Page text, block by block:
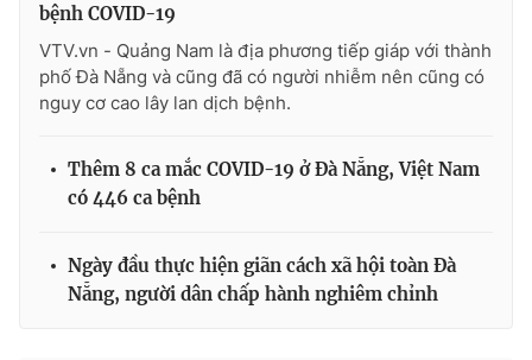
bệnh COVID-19
VTV.vn - Quảng Nam là địa phương tiếp giáp với thành
phố Đà Nẵng và cũng đã có người nhiễm nên cũng có
nguy cơ cao lây lan dịch bệnh.
Thêm 8 ca mắc COVID-19 ở Đà Nẵng, Việt Nam
có 446 ca bệnh
Ngày đầu thực hiện giãn cách xã hội toàn Đà
Nẵng, người dân chấp hành nghiêm chỉnh